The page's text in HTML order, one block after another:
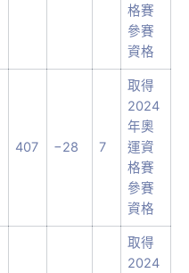
格賽
參賽
資格
407 −28 7
取得
2024
年奧
運資
格賽
參賽
資格
取得
2024